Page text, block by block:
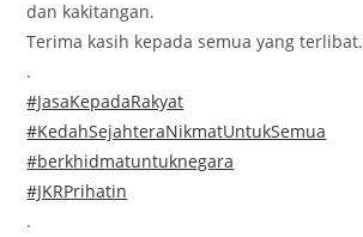
dan kakitangan.
Terima kasih kepada semua yang terlibat.
.
#JasaKepadaRakyat
#KedahSejahteraNikmatUntukSemua
#berkhidmatuntuknegara
#JKRPrihatin
.